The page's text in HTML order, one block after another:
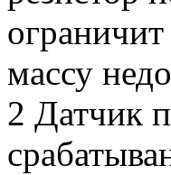
массу
2 Датчик